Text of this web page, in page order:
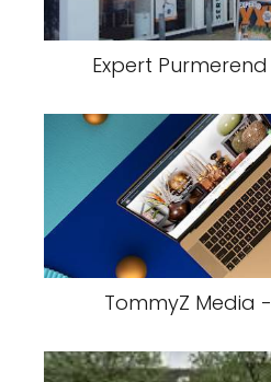
Expert
TommyZ Media